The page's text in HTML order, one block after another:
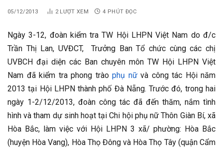
05/12/2013 2 LƯỢT XEM 4 PHÚT ĐỌC
Ngày 3-12, đoàn kiểm tra TW Hội LHPN Việt Nam do đ/c
Trần Thị Lan, UVĐCT, Trưởng Ban Tổ chức cùng các chị
UVBCH đại diện các Ban chuyên môn TW Hội LHPN Việt
Nam đã kiểm tra phong trào phụ nữvà công tác Hội năm
2013 tại Hội LHPN thành phố Đà Nẵng. Trước đó, trong hai
ngày 1-2/12/2013, đoàn công tác đã đến thăm, nắm tình
hình và tham dự sinh hoạt tại Chi hội phụ nữ Thôn Giàn Bí, xã
Hòa Bắc, làm việc với Hội LHPN 3 xã/ phường: Hòa Bắc
(huyện Hòa Vang), Hòa Thọ Đông và Hòa Thọ Tây (quận Cẩm